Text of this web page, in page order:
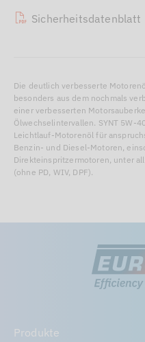
Sicherheitsdatenblatt
Die deutlich verbesserte
besonders aus dem nochmals
einer verbesserten
Ölwechselintervallen. SYNT 5W-
Leichtlauf-Motorenöl für
Benzin- und Diesel-Motoren,
Direkteinspritzermotoren, unter
(ohne PD, WIV, DPF).
Produkte